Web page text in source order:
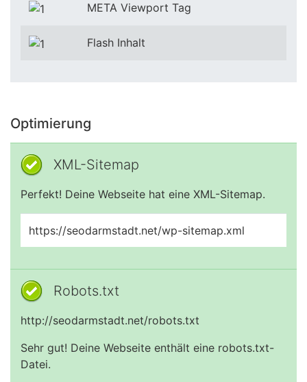
META Viewport Tag
Flash Inhalt
Optimierung
XML-Sitemap
Perfekt! Deine Webseite hat eine XML-Sitemap.
https://seodarmstadt.net/wp-sitemap.xml
Robots.txt
http://seodarmstadt.net/robots.txt
Sehr gut! Deine Webseite enthält eine robots.txt-
Datei.